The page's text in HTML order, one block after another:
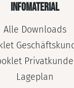
INFOMATERIAL
Alle Downloads
Lageplan